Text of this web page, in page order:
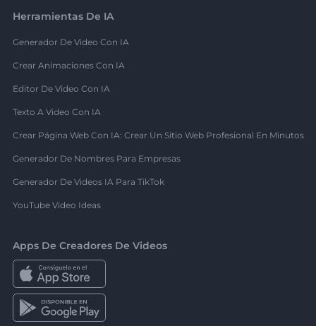
Herramientas De IA
Generador De Video Con IA
Crear Animaciones Con IA
Editor De Video Con IA
Texto A Video Con IA
Crear Página Web Con IA: Crear Un Sitio Web Profesional En Minutos
Generador De Nombres Para Empresas
Generador De Videos IA Para TikTok
YouTube Video Ideas
Apps De Creadores De Videos